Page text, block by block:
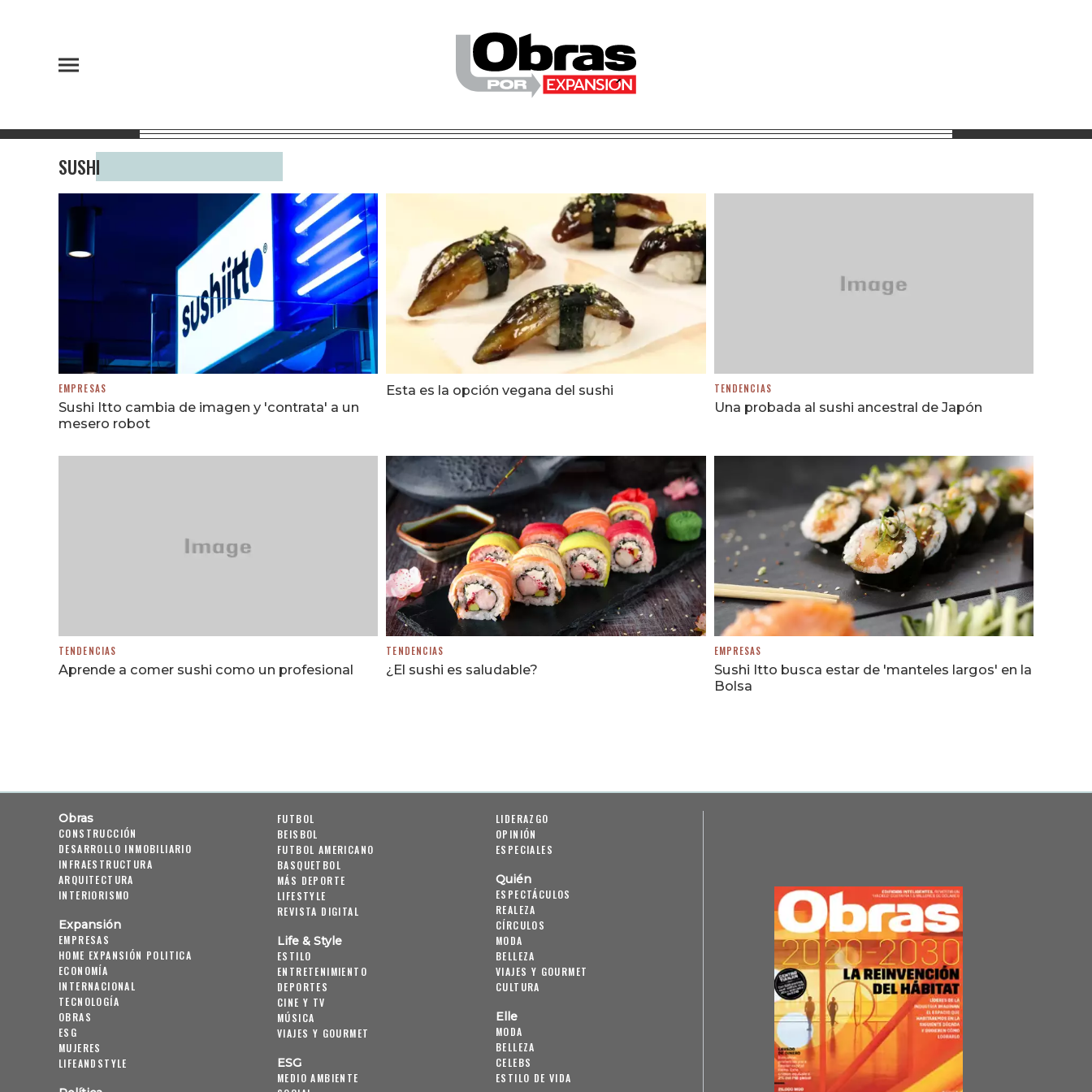
SUSHI
EMPRESAS
Sushi Itto cambia de imagen y 'contrata' a un
mesero robot
Esta es la opción vegana del sushi TENDENCIAS
Una probada al sushi ancestral de Japón
TENDENCIAS
Aprende a comer sushi como un profesional
TENDENCIAS
¿El sushi es saludable?
EMPRESAS
Sushi Itto busca estar de 'manteles largos' en la
Bolsa
Obras
CONSTRUCCIÓN
DESARROLLO INMOBILIARIO
INFRAESTRUCTURA
ARQUITECTURA
INTERIORISMO
Expansión
EMPRESAS
HOME EXPANSIÓN POLITICA
ECONOMÍA
INTERNACIONAL
TECNOLOGÍA
OBRAS
ESG
MUJERES
LIFEANDSTYLE
FUTBOL
BEISBOL
FUTBOL AMERICANO
BASQUETBOL
MÁS DEPORTE
LIFESTYLE
REVISTA DIGITAL
Life & Style
ESTILO
ENTRETENIMIENTO
DEPORTES
CINE Y TV
MÚSICA
VIAJES Y GOURMET
ESG
MEDIO AMBIENTE
LIDERAZGO
OPINIÓN
ESPECIALES
Quién
ESPECTÁCULOS
REALEZA
CÍRCULOS
MODA
BELLEZA
VIAJES Y GOURMET
CULTURA
Elle
MODA
BELLEZA
CELEBS
ESTILO DE VIDA